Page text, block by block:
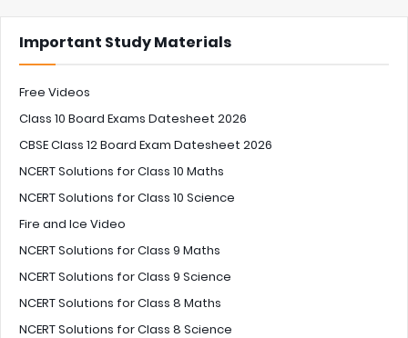
Important Study Materials
Free Videos
Class 10 Board Exams Datesheet 2026
CBSE Class 12 Board Exam Datesheet 2026
NCERT Solutions for Class 10 Maths
NCERT Solutions for Class 10 Science
Fire and Ice Video
NCERT Solutions for Class 9 Maths
NCERT Solutions for Class 9 Science
NCERT Solutions for Class 8 Maths
NCERT Solutions for Class 8 Science